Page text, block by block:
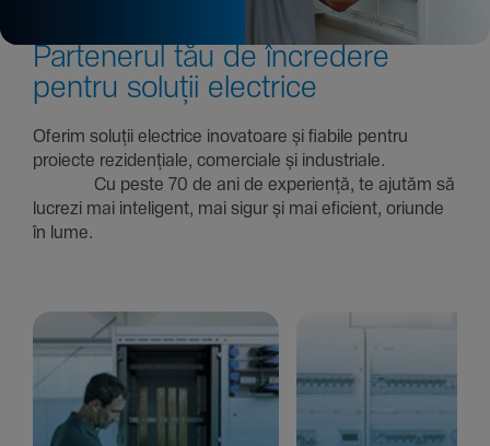
Parte­nerul tău de încre­dere
pentru soluții electrice
Oferim soluții electrice inova­toare și fiabile pentru
proiecte rezi­den­țiale, comer­ciale și indus­triale.
Cu peste 70 de ani de expe­riență, te ajutăm să
lucrezi mai inte­li­gent, mai sigur și mai eficient, oriunde
în lume.